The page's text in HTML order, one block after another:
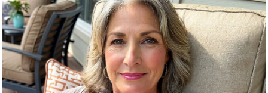
k
i
n
g
N
e